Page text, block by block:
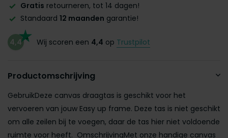
Gratis retourneren, tot 14 dagen!
Standaard 12 maanden garantie!
4,4 Wij scoren een 4,4 op Trustpilot
Productomschrijving
GebruikDeze canvas draagtas is geschikt voor het
vervoeren van jouw Easy up frame. Deze tas is niet geschikt
om alle zeilen bij te voegen, daar de tas hier niet voldoende
ruimte voor heeft. OmschrijvingMet onze handige canvas